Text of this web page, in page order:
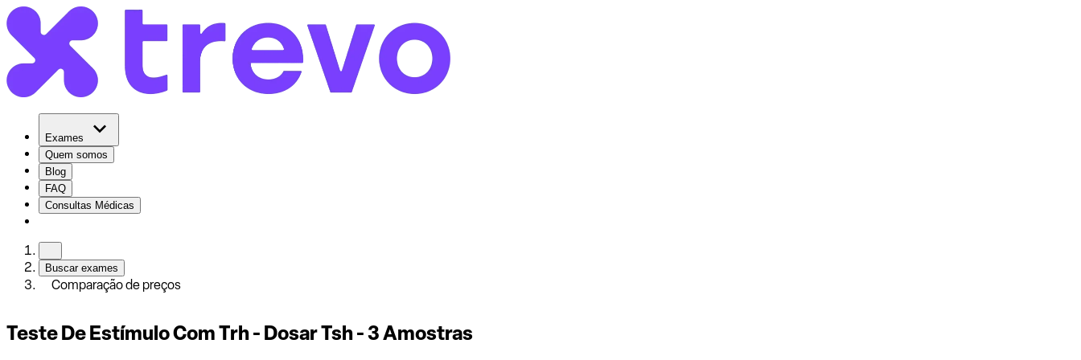
Exames
Quem somos
Blog
FAQ
Consultas Médicas
Buscar exames
Comparação de preços
Teste De Estímulo Com Trh - Dosar Tsh - 3 Amostras